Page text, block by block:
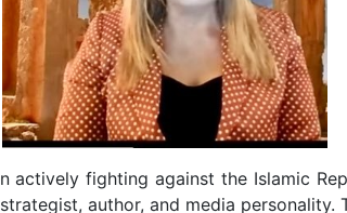
actively fighting against the Islamic
author, and media